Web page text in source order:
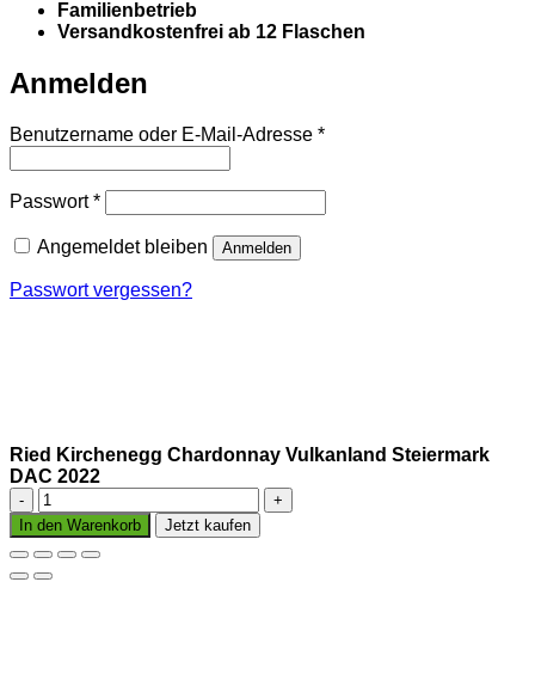
Familienbetrieb
Versandkostenfrei ab 12 Flaschen
Anmelden
Benutzername oder E-Mail-Adresse *Erforderlich
Passwort*Erforderlich
Angemeldet bleiben Anmelden
Passwort vergessen?
Ried Kirchenegg Chardonnay Vulkanland Steiermark
DAC 2022
Ried
Kirchenegg
Chardonnay
Vulkanland
Steiermark
In den Warenkorb Jetzt kaufen